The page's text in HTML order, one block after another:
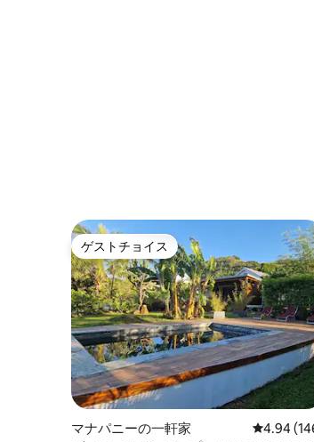
ゲストチョイス
ゲストチョイス
マナパニーの一軒家 レビュー
4.94